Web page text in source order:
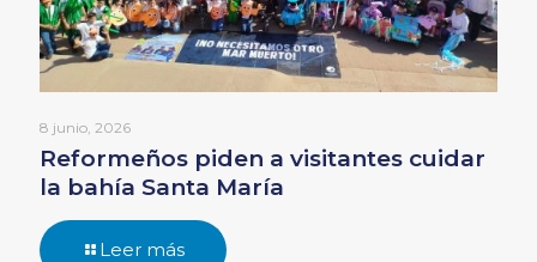
8 junio, 2026
Reformeños piden a visitantes cuidar
la bahía Santa María
Leer más